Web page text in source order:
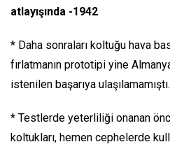
atlayışında -1942
* Daha sonraları koltuğu hava
fırlatmanın prototipi yine
istenilen başarıya ulaşılamamıştı.
* Testlerde yeterliliği onanan
koltukları, hemen cephelerde